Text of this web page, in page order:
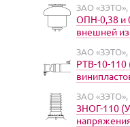
ЗАО «ЗЭТО»,
ОПН-0,38 и
внешней
ЗАО «ЗЭТО»,
РТВ-10-110
ЗАО «ЗЭТО»,
ЗНОГ-110